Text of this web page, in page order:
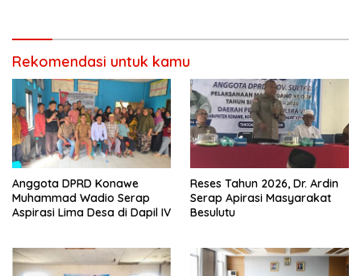
Rekomendasi untuk kamu
Anggota DPRD Konawe
Muhammad Wadio Serap
Aspirasi Lima Desa di Dapil IV
Reses Tahun 2026, Dr. Ardin
Serap Apirasi Masyarakat
Besulutu